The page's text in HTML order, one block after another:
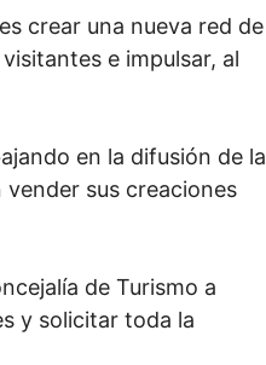
crear una nueva red de
e impulsar, al
en la difusión de la
sus creaciones
de Turismo a
y solicitar toda la